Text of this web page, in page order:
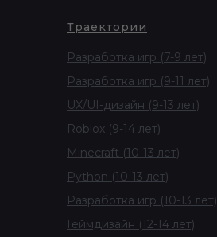
Траектории
Разработка игр (7-9 лет)
UX/UI-дизайн (9-13 лет)
Разработка игр (10-13 лет)
Геймдизайн (12-14 лет)
Roblox (9-14 лет)
Разработка игр (9-11 лет)
Minecraft (10-13 лет)
Python (10-13 лет)